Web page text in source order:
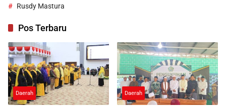
Rusdy Mastura
Pos Terbaru
Daerah Daerah